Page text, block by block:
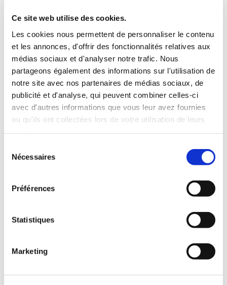
Ce site web utilise des cookies.
Les cookies nous permettent de personnaliser le contenu
et les annonces, d'offrir des fonctionnalités relatives aux
médias sociaux et d'analyser notre trafic. Nous
partageons également des informations sur l'utilisation de
notre site avec nos partenaires de médias sociaux, de
publicité et d'analyse, qui peuvent combiner celles-ci
avec d'autres informations que vous leur avez fournies
ou qu'ils ont collectées lors de votre utilisation de leurs
Nécessaires
Préférences
Statistiques
Marketing
INCLUS À LA LOCATION
Killométrage illimité
Assurance tous risques (hors franchise)
Carburant : plein à rendre plein
CONDITIONS DE LOCATION
ASSURANCE
Franchise :1000 €